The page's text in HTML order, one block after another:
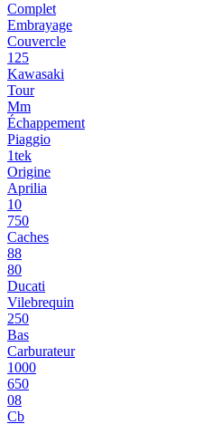
Complet
Embrayage
Couvercle
125
Kawasaki
Tour
Mm
Échappement
Piaggio
1tek
Origine
Aprilia
10
750
Caches
88
80
Ducati
Vilebrequin
250
Bas
Carburateur
1000
650
08
Cb